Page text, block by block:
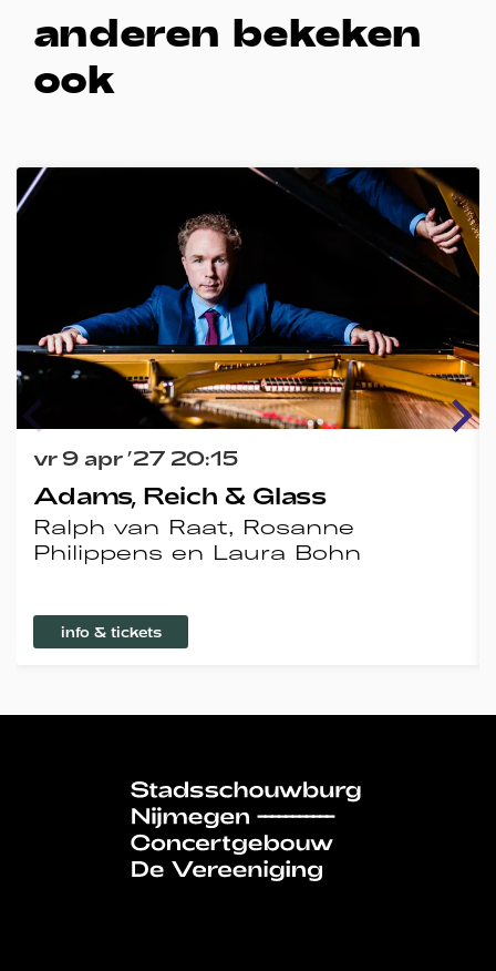
anderen bekeken
ook
Adams, Reich & Glass
Ralph van Raat, Rosanne
Philippens en Laura Bohn
vr 9 apr ’27 20:15
info & tickets